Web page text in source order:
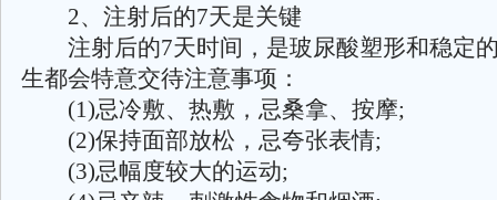
2、注射后的7天是关键
注射后的7天时间，是玻尿酸塑形和稳定
生都会特意交待注意事项：
(1)忌冷敷、热敷，忌桑拿、按摩;
(2)保持面部放松，忌夸张表情;
(3)忌幅度较大的运动;